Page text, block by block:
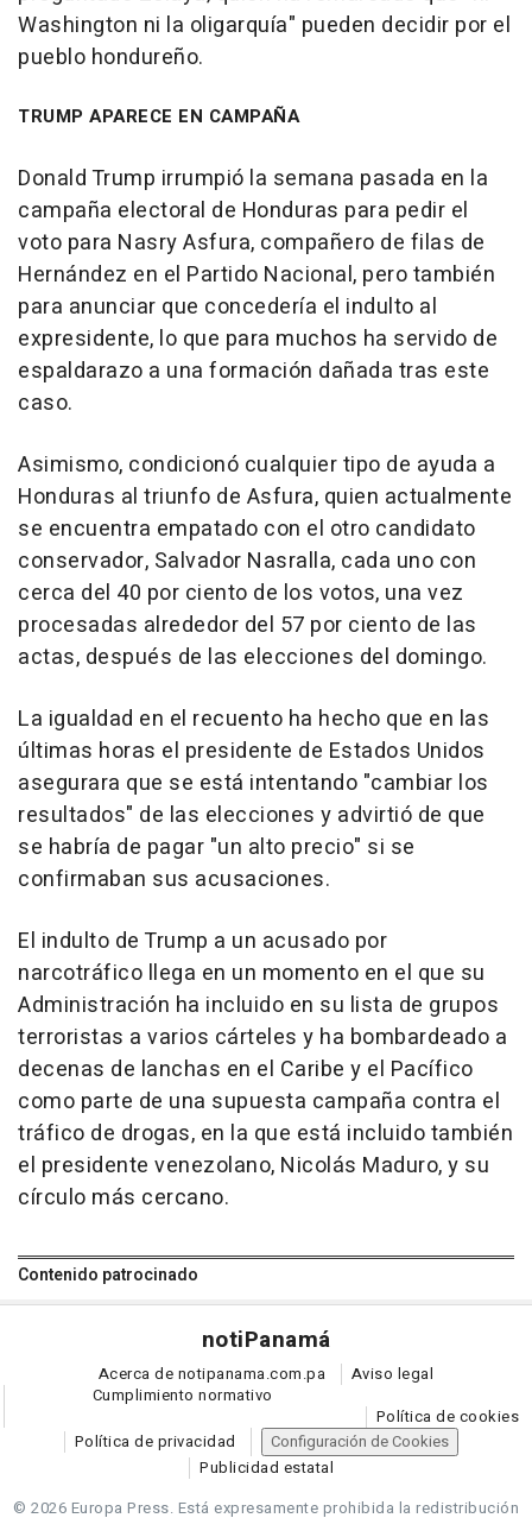
Washington ni la oligarquía" pueden decidir por el
pueblo hondureño.
TRUMP APARECE EN CAMPAÑA
Donald Trump irrumpió la semana pasada en la
campaña electoral de Honduras para pedir el
voto para Nasry Asfura, compañero de filas de
Hernández en el Partido Nacional, pero también
para anunciar que concedería el indulto al
expresidente, lo que para muchos ha servido de
espaldarazo a una formación dañada tras este
caso.
Asimismo, condicionó cualquier tipo de ayuda a
Honduras al triunfo de Asfura, quien actualmente
se encuentra empatado con el otro candidato
conservador, Salvador Nasralla, cada uno con
cerca del 40 por ciento de los votos, una vez
procesadas alrededor del 57 por ciento de las
actas, después de las elecciones del domingo.
La igualdad en el recuento ha hecho que en las
últimas horas el presidente de Estados Unidos
asegurara que se está intentando "cambiar los
resultados" de las elecciones y advirtió de que
se habría de pagar "un alto precio" si se
confirmaban sus acusaciones.
El indulto de Trump a un acusado por
narcotráfico llega en un momento en el que su
Administración ha incluido en su lista de grupos
terroristas a varios cárteles y ha bombardeado a
decenas de lanchas en el Caribe y el Pacífico
como parte de una supuesta campaña contra el
tráfico de drogas, en la que está incluido también
el presidente venezolano, Nicolás Maduro, y su
círculo más cercano.
Contenido patrocinado
notiPanamá
Acerca de notipanama.com.pa
Aviso legal
Cumplimiento normativo
Política de cookies
Política de privacidad
Configuración de Cookies
Publicidad estatal
© 2026 Europa Press. Está expresamente prohibida la redistribución